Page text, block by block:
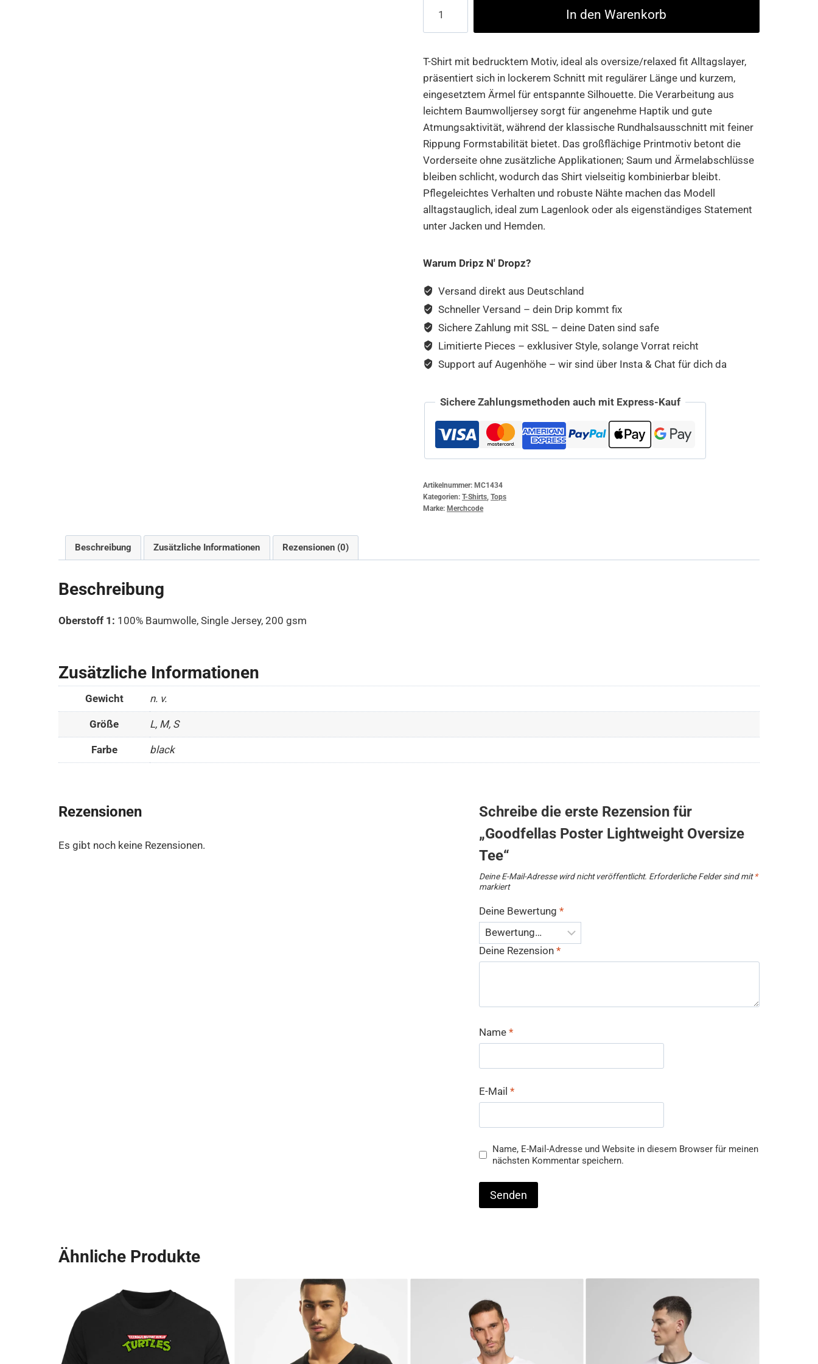
Poster
Lightweight
Tee
Menge
In den Warenkorb
T-Shirt mit bedrucktem Motiv, ideal als oversize/relaxed fit Alltagslayer,
präsentiert sich in lockerem Schnitt mit regulärer Länge und kurzem,
eingesetztem Ärmel für entspannte Silhouette. Die Verarbeitung aus
leichtem Baumwolljersey sorgt für angenehme Haptik und gute
Atmungsaktivität, während der klassische Rundhalsausschnitt mit feiner
Rippung Formstabilität bietet. Das großflächige Printmotiv betont die
Vorderseite ohne zusätzliche Applikationen; Saum und Ärmelabschlüsse
bleiben schlicht, wodurch das Shirt vielseitig kombinierbar bleibt.
Pflegeleichtes Verhalten und robuste Nähte machen das Modell
alltagstauglich, ideal zum Lagenlook oder als eigenständiges Statement
unter Jacken und Hemden.
Warum Dripz N' Dropz?
Versand direkt aus Deutschland
Schneller Versand – dein Drip kommt fix
Sichere Zahlung mit SSL – deine Daten sind safe
Limitierte Pieces – exklusiver Style, solange Vorrat reicht
Support auf Augenhöhe – wir sind über Insta & Chat für dich da
Sichere Zahlungsmethoden auch mit Express-Kauf
Artikelnummer:MC1434
Kategorien:T-Shirts ,Tops
Marke:Merchcode
Beschreibung Zusätzliche Informationen Rezensionen (0)
Beschreibung
Oberstoff 1: 100% Baumwolle, Single Jersey, 200 gsm
Zusätzliche Informationen
Gewicht n. v.
Größe L, M, S
Farbe black
Rezensionen
Es gibt noch keine Rezensionen.
Schreibe die erste Rezension für
„Goodfellas Poster Lightweight Oversize
Tee“
Deine E-Mail-Adresse wird nicht veröffentlicht. Erforderliche Felder sind mit*
markiert
Deine Bewertung*
Deine Rezension*
Name*
E-Mail*
Name, E-Mail-Adresse und Website in diesem Browser für meinen
nächsten Kommentar speichern.
Ähnliche Produkte